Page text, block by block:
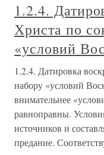
1.2.4.
Христа по
«условий
1.2.4. Датировка
набору «условий
внимательнее
равноправны.
источников и
предание.